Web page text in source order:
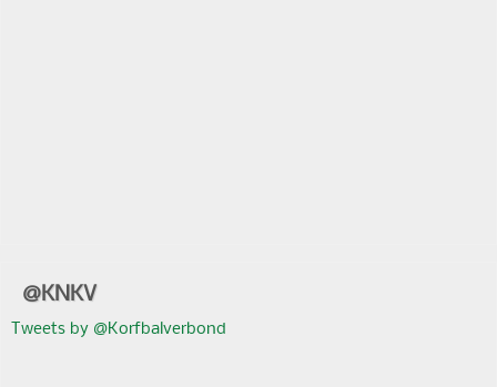
@KNKV
Tweets by @Korfbalverbond